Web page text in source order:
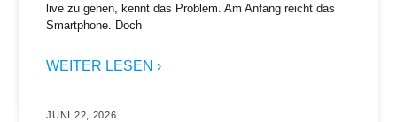
live zu gehen, kennt das Problem. Am Anfang reicht das
Smartphone. Doch
WEITER LESEN ›
JUNI 22, 2026